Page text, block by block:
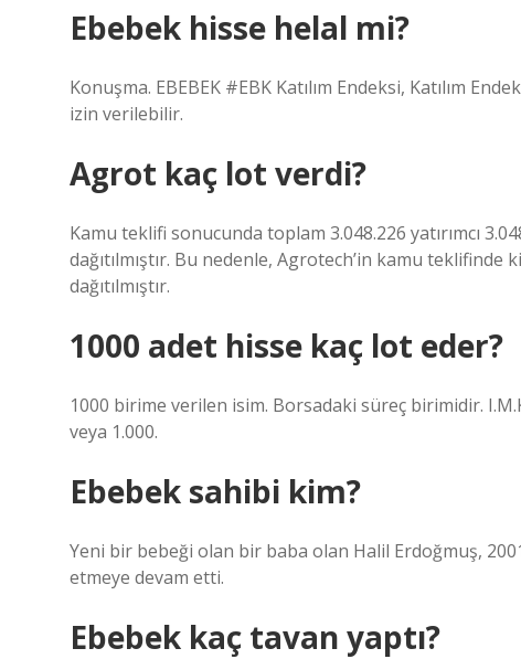
Ebebek hisse helal mi?
Konuşma. EBEBEK #EBK Katılım Endeksi, Katılım
izin verilebilir.
Agrot kaç lot verdi?
Kamu teklifi sonucunda toplam 3.048.226 yatırımcı
dağıtılmıştır. Bu nedenle, Agrotech’in kamu teklifinde
dağıtılmıştır.
1000 adet hisse kaç lot eder?
1000 birime verilen isim. Borsadaki süreç birimidir.
veya 1.000.
Ebebek sahibi kim?
Yeni bir bebeği olan bir baba olan Halil Erdoğmuş,
etmeye devam etti.
Ebebek kaç tavan yaptı?